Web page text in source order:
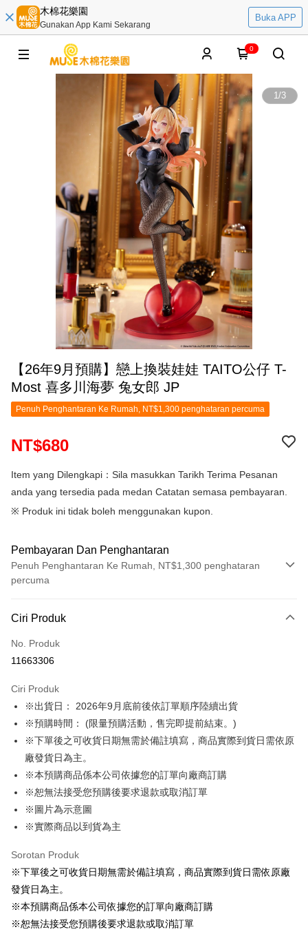
木棉花樂園
Gunakan App Kami Sekarang
Buka APP
0
1/3
【26年9月預購】戀上換裝娃娃 TAITO公仔 T-
Most 喜多川海夢 兔女郎 JP
Penuh Penghantaran Ke Rumah, NT$1,300 penghataran percuma
NT$680
Item yang Dilengkapi：Sila masukkan Tarikh Terima Pesanan
anda yang tersedia pada medan Catatan semasa pembayaran.
※ Produk ini tidak boleh menggunakan kupon.
Pembayaran Dan Penghantaran
Penuh Penghantaran Ke Rumah, NT$1,300 penghataran
percuma
Kad Kredit (Bayaran Penuh)
LINE Pay
Easy Wallet
Google Pay
Pemindahan ATM
Pilihan Penghantaran
預購訂單-宅配專用(🔺不同預購月份建議分開結帳，避免整筆訂單等
超久)
NT$1,300 atau lebih
預購訂單-離島宅配專用-(澎湖/金門/馬祖)(🔺不同預購月份建議分開
結帳，避免整筆訂單等超久)
NT$220/pesanan
Ciri Produk
No. Produk
11663306
Ciri Produk
※出貨日： 2026年9月底前後依訂單順序陸續出貨
※預購時間： (限量預購活動，售完即提前結束。)
※下單後之可收貨日期無需於備註填寫，商品實際到貨日需依原
廠發貨日為主。
※本預購商品係本公司依據您的訂單向廠商訂購
※恕無法接受您預購後要求退款或取消訂單
※圖片為示意圖
※實際商品以到貨為主
Sorotan Produk
※下單後之可收貨日期無需於備註填寫，商品實際到貨日需依原廠
發貨日為主。
※本預購商品係本公司依據您的訂單向廠商訂購
※恕無法接受您預購後要求退款或取消訂單